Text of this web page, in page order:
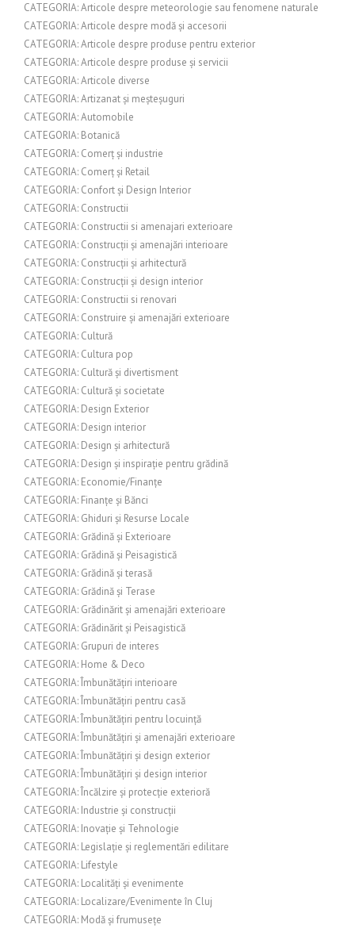
CATEGORIA: Articole despre meteorologie sau fenomene naturale
CATEGORIA: Articole despre modă și accesorii
CATEGORIA: Articole despre produse pentru exterior
CATEGORIA: Articole despre produse și servicii
CATEGORIA: Articole diverse
CATEGORIA: Artizanat și meșteșuguri
CATEGORIA: Automobile
CATEGORIA: Botanică
CATEGORIA: Comerț și industrie
CATEGORIA: Comerț și Retail
CATEGORIA: Confort și Design Interior
CATEGORIA: Constructii
CATEGORIA: Constructii si amenajari exterioare
CATEGORIA: Construcții și amenajări interioare
CATEGORIA: Construcții și arhitectură
CATEGORIA: Construcții și design interior
CATEGORIA: Constructii si renovari
CATEGORIA: Construire și amenajări exterioare
CATEGORIA: Cultură
CATEGORIA: Cultura pop
CATEGORIA: Cultură și divertisment
CATEGORIA: Cultură și societate
CATEGORIA: Design Exterior
CATEGORIA: Design interior
CATEGORIA: Design și arhitectură
CATEGORIA: Design și inspirație pentru grădină
CATEGORIA: Economie/Finanțe
CATEGORIA: Finanțe și Bănci
CATEGORIA: Ghiduri și Resurse Locale
CATEGORIA: Grădină și Exterioare
CATEGORIA: Grădină și Peisagistică
CATEGORIA: Grădină și terasă
CATEGORIA: Grădină și Terase
CATEGORIA: Grădinărit și amenajări exterioare
CATEGORIA: Grădinărit și Peisagistică
CATEGORIA: Grupuri de interes
CATEGORIA: Home & Deco
CATEGORIA: Îmbunătățiri interioare
CATEGORIA: Îmbunătățiri pentru casă
CATEGORIA: Îmbunătățiri pentru locuință
CATEGORIA: Îmbunătățiri și amenajări exterioare
CATEGORIA: Îmbunătățiri și design exterior
CATEGORIA: Îmbunătățiri și design interior
CATEGORIA: Încălzire și protecție exterioră
CATEGORIA: Industrie și construcții
CATEGORIA: Inovație și Tehnologie
CATEGORIA: Legislație și reglementări edilitare
CATEGORIA: Lifestyle
CATEGORIA: Localități și evenimente
CATEGORIA: Localizare/Evenimente în Cluj
CATEGORIA: Modă și frumusețe